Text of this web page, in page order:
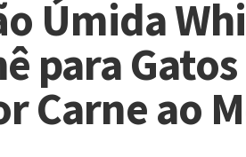
Úmida
para Gatos
Carne ao